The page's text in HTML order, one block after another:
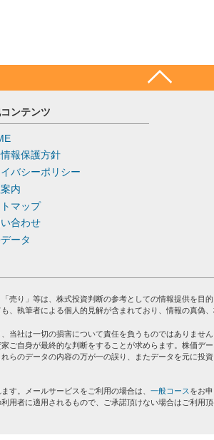
ンテンツ
報保護方針
バシーポリシー
内
マップ
合わせ
ータ
売り」等は、株式投資判断の参考としての情報提供を
、執筆者による個人的見解が含まれており、情報の真偽
当社は一切の損害について責任を負うものではありませ
ご自身が最終的な判断をすることが求めらます。株価デ
らのデータの内容の万が一の誤り、またデータを元に投
す。メールサービスをご利用の場合は、 一般コースをお
用者に適用されるもので、ご承諾頂けない場合はご利用頂